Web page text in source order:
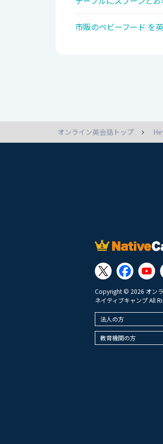
市販のベビーフード を
オンライン英会話トップ
Copyright © 2026 オン
ネイティブキャンプ All
法人の方
教育機関の方